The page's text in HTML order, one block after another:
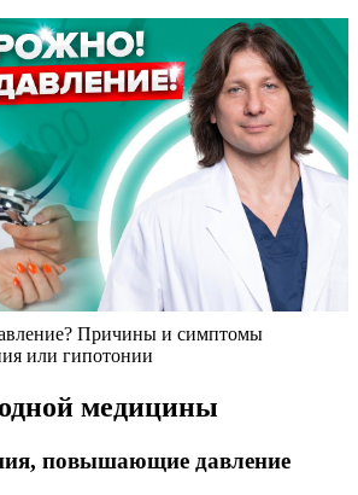
Причины и симптомы
или гипотонии
медицины
повышающие давление